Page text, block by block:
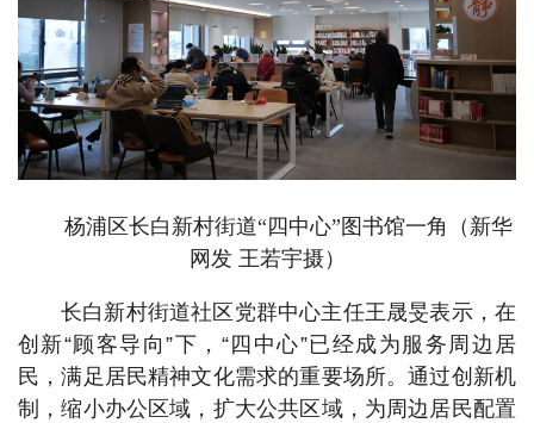
杨浦区长白新村街道“四中心”图书馆一角（新华
网发 王若宇摄）
长白新村街道社区党群中心主任王晟旻表示，在
创新“顾客导向”下，“四中心”已经成为服务周边居
民，满足居民精神文化需求的重要场所。通过创新机
制，缩小办公区域，扩大公共区域，为周边居民配置